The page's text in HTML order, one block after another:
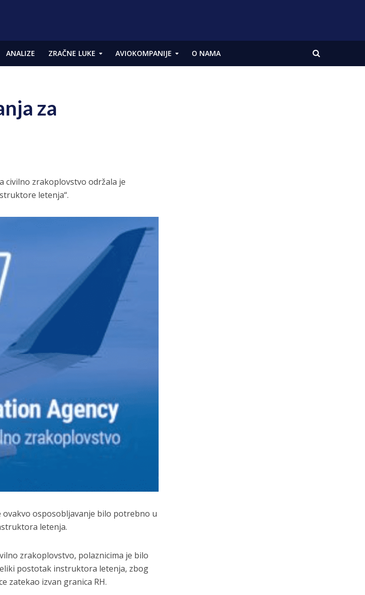
ANALIZE ZRAČNE LUKE AVIOKOMPANIJE O NAMA
za
civilno zrakoplovstvo održala je
letenja“.
osposobljavanje bilo potrebno u
letenja.
zrakoplovstvo, polaznicima je bilo
postotak instruktora letenja, zbog
zatekao izvan granica RH.